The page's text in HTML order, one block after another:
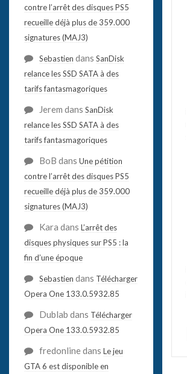
contre l’arrêt des disques PS5
recueille déjà plus de 359.000
signatures (MAJ3)
Sebastien dans SanDisk
relance les SSD SATA à des
tarifs fantasmagoriques
Jerem dans SanDisk
relance les SSD SATA à des
tarifs fantasmagoriques
BoB dans Une pétition
contre l’arrêt des disques PS5
recueille déjà plus de 359.000
signatures (MAJ3)
Kara dans L’arrêt des
disques physiques sur PS5 : la
fin d’une époque
Sebastien dans Télécharger
Opera One 133.0.5932.85
Dublab dans Télécharger
Opera One 133.0.5932.85
fredonlinedans Le jeu
GTA 6 est disponible en